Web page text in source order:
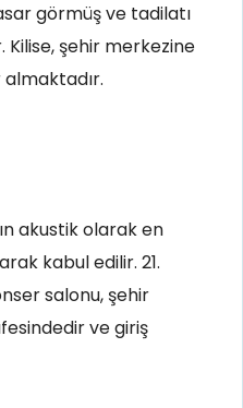
görmüş ve tadilatı
şehir merkezine
akustik olarak en
kabul edilir. 21.
salonu, şehir
ve giriş